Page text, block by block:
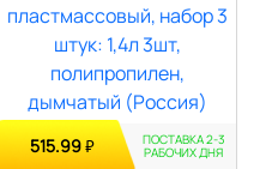
515.99₽ ПОСТАВКА 2-3
РАБОЧИХ ДНЯ